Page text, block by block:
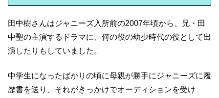
田中樹さんはジャニーズ入所前の2007年頃から、兄・田
中聖の主演するドラマに、何の役の幼少時代の役として出
演したりもしていました。
中学生になったばかりの頃に母親が勝手にジャニーズに履
歴書を送り、それがきっかけでオーディションを受け